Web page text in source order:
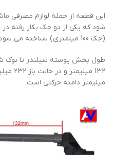
این قطعه از جمله لوازم مصرفی
شود که یکی از دو جک بکار رفته
(جک 100 میلمتری) شناخته می شود.
طول بخش پوسته سیلندر تا
میلیمتر دامنه حرکتی است.